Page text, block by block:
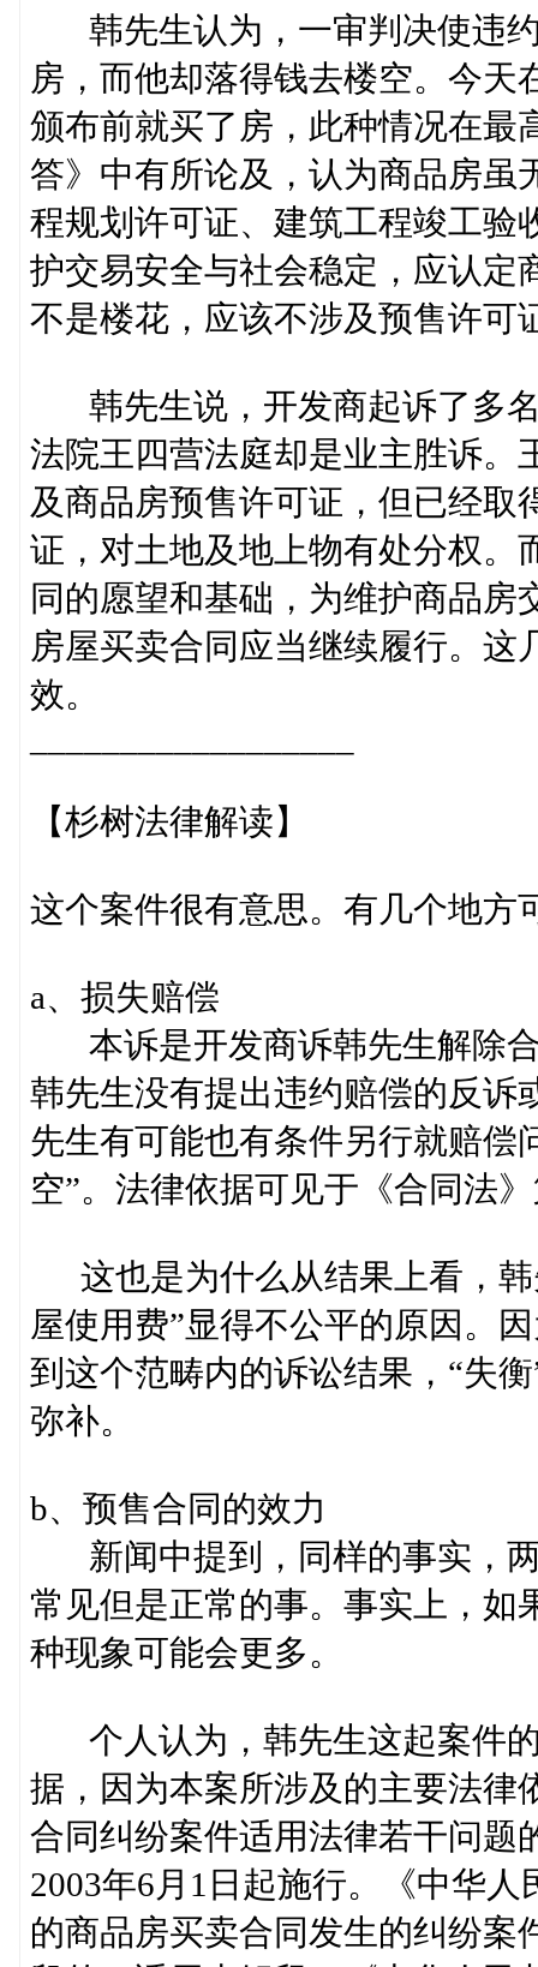
韩先生认为，一审判决使违约
房，而他却落得钱去楼空。今
颁布前就买了房，此种情况在最
答》中有所论及，认为商品房虽
程规划许可证、建筑工程竣工验
护交易安全与社会稳定，应认定
不是楼花，应该不涉及预售许可
韩先生说，开发商起诉了多名
法院王四营法庭却是业主胜诉。
及商品房预售许可证，但已经取
证，对土地及地上物有处分权。
同的愿望和基础，为维护商品
房屋买卖合同应当继续履行。
效。
【杉树法律解读】
这个案件很有意思。有几个地方
a、损失赔偿
本诉是开发商诉韩先生解除合
韩先生没有提出违约赔偿的反诉
先生有可能也有条件另行就赔偿
空”。法律依据可见于《合同法
这也是为什么从结果上看，韩
屋使用费”显得不公平的原因。
到这个范畴内的诉讼结果，“失
弥补。
b、预售合同的效力
新闻中提到，同样的事实，两
常见但是正常的事。事实上，如
种现象可能会更多。
个人认为，韩先生这起案件的
据，因为本案所涉及的主要法律
合同纠纷案件适用法律若干问题
2003年6月1日起施行。《中华
的商品房买卖合同发生的纠纷案